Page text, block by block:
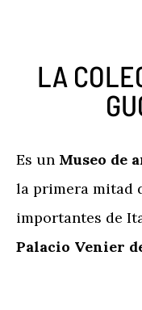
LA
Es un Museo de
la primera mitad
importantes de
Palacio Venier